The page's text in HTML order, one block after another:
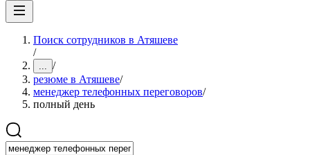
Поиск сотрудников в Атяшеве
/
... /
резюме в Атяшеве/
менеджер телефонных переговоров/
полный день